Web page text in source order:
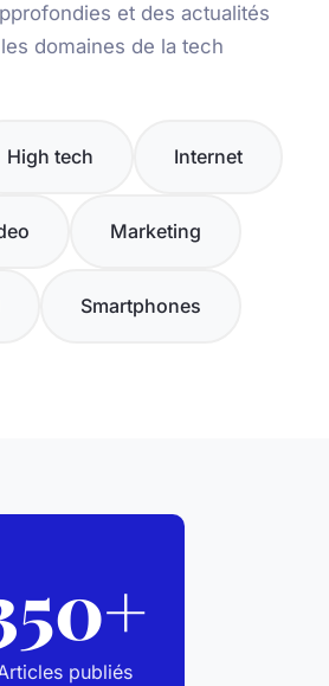
et des actualités
domaines de la tech
High tech Internet
Marketing
Smartphones
publiés